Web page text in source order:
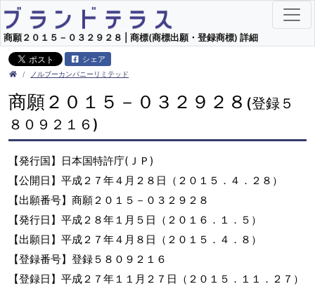
商願２０１５－０３２９２８ | 商標(商標出願・登録商標) 詳細
シェア
ノルブーカンパニーリミテッド
商願２０１５－０３２９２８ (登録５
８０９２１６)
【発行国】日本国特許庁(ＪＰ)
【公開日】平成２７年４月２８日（２０１５．４．２８）
【出願番号】商願２０１５－０３２９２８
【発行日】平成２８年１月５日（２０１６．１．５）
【出願日】平成２７年４月８日（２０１５．４．８）
【登録番号】登録５８０９２１６
【登録日】平成２７年１１月２７日（２０１５．１１．２７）